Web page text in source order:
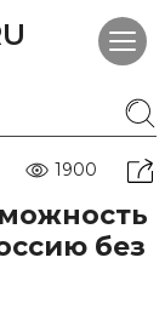
1900
без